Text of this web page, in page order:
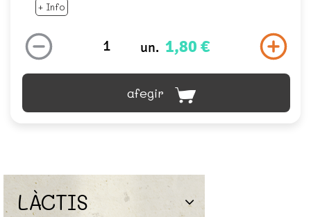
+ Info
un. 1,80 €
afegir
LÀCTIS